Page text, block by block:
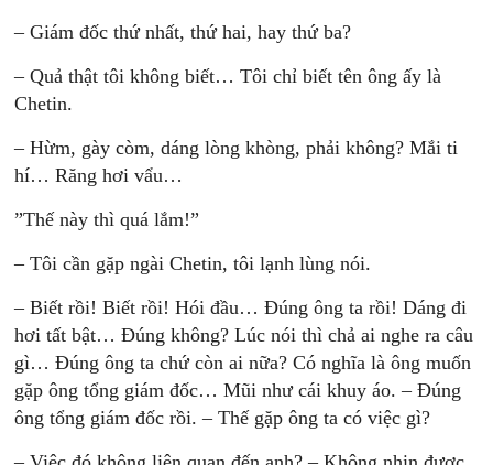
– Giám đốc thứ nhất, thứ hai, hay thứ ba?
– Quả thật tôi không biết… Tôi chỉ biết tên ông ấy là
Chetin.
– Hừm, gày còm, dáng lòng khòng, phải không? Mắi ti
hí… Răng hơi vẩu…
”Thế này thì quá lắm!”
– Tôi cần gặp ngài Chetin, tôi lạnh lùng nói.
– Biết rồi! Biết rồi! Hói đầu… Đúng ông ta rồi! Dáng đi
hơi tất bật… Đúng không? Lúc nói thì chả ai nghe ra câu
gì… Đúng ông ta chứ còn ai nữa? Có nghĩa là ông muốn
gặp ông tổng giám đốc… Mũi như cái khuy áo. – Đúng
ông tổng giám đốc rồi. – Thế gặp ông ta có việc gì?